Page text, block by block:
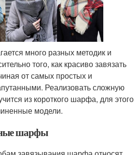
много разных методик и
того, как красиво завязать
от самых простых и
Реализовать сложную
из короткого шарфа, для этого
модели.
шарфы